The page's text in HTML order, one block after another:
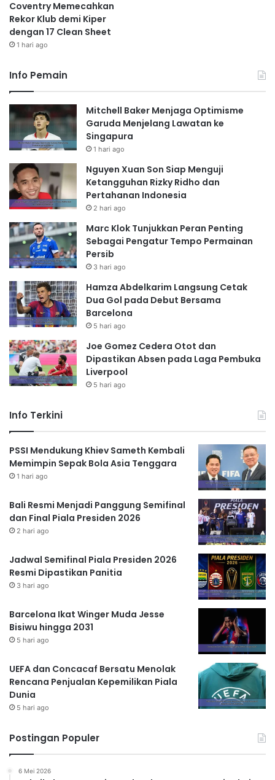
Coventry Memecahkan
Rekor Klub demi Kiper
dengan 17 Clean Sheet
1 hari ago
Info Pemain
Mitchell Baker Menjaga Optimisme
Garuda Menjelang Lawatan ke
Singapura
1 hari ago
Nguyen Xuan Son Siap Menguji
Ketangguhan Rizky Ridho dan
Pertahanan Indonesia
2 hari ago
Marc Klok Tunjukkan Peran Penting
Sebagai Pengatur Tempo Permainan
Persib
3 hari ago
Hamza Abdelkarim Langsung Cetak
Dua Gol pada Debut Bersama
Barcelona
5 hari ago
Joe Gomez Cedera Otot dan
Dipastikan Absen pada Laga Pembuka
Liverpool
5 hari ago
Info Terkini
PSSI Mendukung Khiev Sameth Kembali
Memimpin Sepak Bola Asia Tenggara
1 hari ago
Bali Resmi Menjadi Panggung Semifinal
dan Final Piala Presiden 2026
2 hari ago
Jadwal Semifinal Piala Presiden 2026
Resmi Dipastikan Panitia
3 hari ago
Barcelona Ikat Winger Muda Jesse
Bisiwu hingga 2031
5 hari ago
UEFA dan Concacaf Bersatu Menolak
Rencana Penjualan Kepemilikan Piala
Dunia
5 hari ago
Postingan Populer
6 Mei 2026